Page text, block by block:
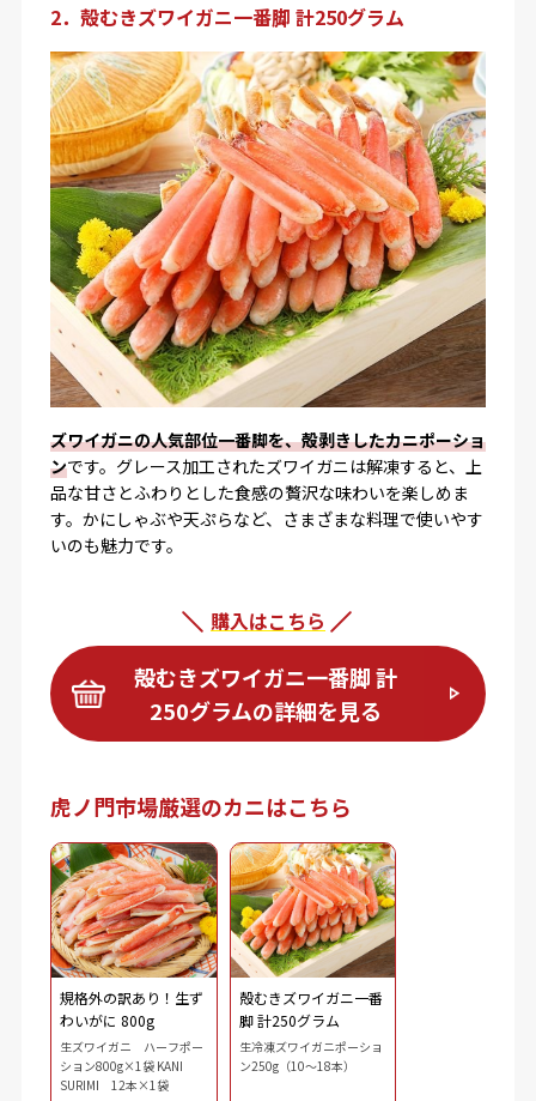
2．殻むきズワイガニ一番脚 計250グラム
ズワイガニの人気部位一番脚を、殻剥きしたカニポーショ
ンです。グレース加工されたズワイガニは解凍すると、上
品な甘さとふわりとした食感の贅沢な味わいを楽しめま
す。かにしゃぶや天ぷらなど、さまざまな料理で使いやす
いのも魅力です。
購入はこちら
殻むきズワイガニ一番脚 計
250グラムの詳細を見る
虎ノ門市場厳選のカニはこちら
規格外の訳あり！生ず
わいがに 800g
生ズワイガニ ハーフポー
ション800g×1袋 KANI
SURIMI 12本×1袋
殻むきズワイガニ一番
脚 計250グラム
生冷凍ズワイガニポーショ
ン250g（10～18本）